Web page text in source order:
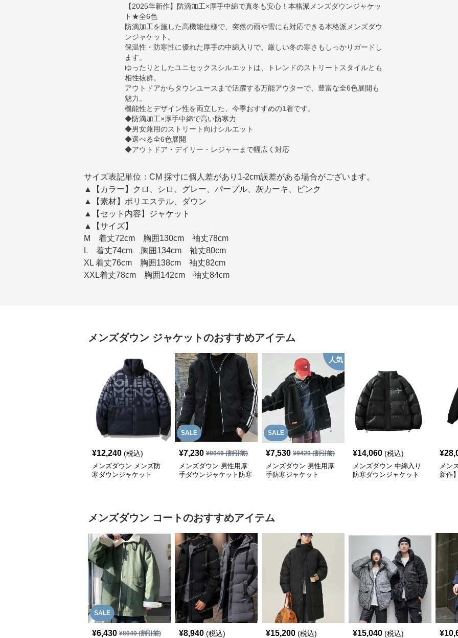
【2025年新作】防滴加工×厚手中綿で真冬も安心！本格派メンズダウンジャケッ
ト★全6色
防滴加工を施した高機能仕様で、突然の雨や雪にも対応できる本格派メンズダウ
ンジャケット。
保温性・防寒性に優れた厚手の中綿入りで、厳しい冬の寒さもしっかりガードし
ます。
ゆったりとしたユニセックスシルエットは、トレンドのストリートスタイルとも
相性抜群。
アウトドアからタウンユースまで活躍する万能アウターで、豊富な全6色展開も
魅力。
機能性とデザイン性を両立した、今季おすすめの1着です。
◆防滴加工×厚手中綿で高い防寒力
◆男女兼用のストリート向けシルエット
◆選べる全6色展開
◆アウトドア・デイリー・レジャーまで幅広く対応
サイズ表記単位：CM 採寸に個人差があり1-2cm誤差がある場合がございます。
▲【カラー】クロ、シロ、グレー、パープル、灰カーキ、ピンク
▲【素材】ポリエステル、ダウン
▲【セット内容】ジャケット
▲【サイズ】
M 着丈72cm 胸囲130cm 袖丈78cm
L 着丈74cm 胸囲134cm 袖丈80cm
XL 着丈76cm 胸囲138cm 袖丈82cm
XXL着丈78cm 胸囲142cm 袖丈84cm
メンズダウン ジャケットのおすすめアイテム
¥12,240 (税込)
メンズダウン メンズ防
寒ダウンジャケット
SALE
¥7,230 ¥9040(割引前)
メンズダウン 男性用厚
手ダウンジャケット防寒
SALE
人気
¥7,530 ¥9420(割引前)
メンズダウン 男性用厚
手防寒ジャケット
¥14,060 (税込)
メンズダウン 中綿入り
防寒ダウンジャケット
¥
メン
新作
メンズダウン コートのおすすめアイテム
SALE
¥6,430 ¥8040(割引前) ¥8,940 (税込) ¥15,200 (税込) ¥15,040 (税込) ¥